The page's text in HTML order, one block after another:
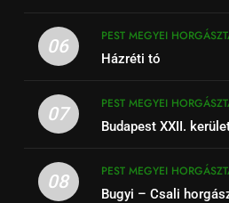
06
PEST MEGYEI
Házréti tó
07
PEST MEGYEI
Budapest XXII.
08
PEST MEGYEI
Bugyi – Csali